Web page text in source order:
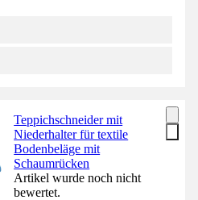
Teppichschneider mit
Niederhalter für textile
Bodenbeläge mit
Schaumrücken
Artikel wurde noch nicht
bewertet.